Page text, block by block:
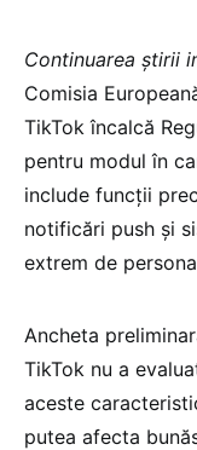
Continuarea știrii
Comisia
TikTok încalcă
pentru modul în
include funcții
notificări push și
extrem de
Ancheta
TikTok nu a
aceste
putea afecta